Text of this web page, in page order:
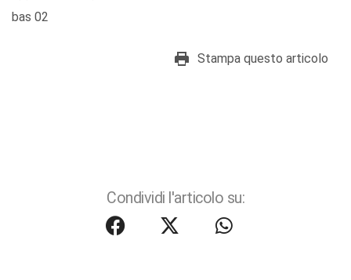
bas 02
Stampa questo articolo
Condividi l'articolo su: